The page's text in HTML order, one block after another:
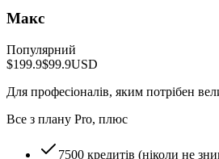
Макс
Популярний
$199.9$99.9USD
Для професіоналів, яким потрібен
Все з плану Pro, плюс
7500 кредитів (ніколи не